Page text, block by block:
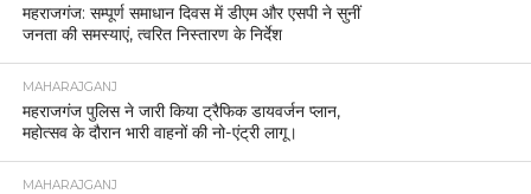
महराजगंज: सम्पूर्ण समाधान दिवस में डीएम और एसपी ने सुनीं
जनता की समस्याएं, त्वरित निस्तारण के निर्देश
MAHARAJGANJ
महराजगंज पुलिस ने जारी किया ट्रैफिक डायवर्जन प्लान,
महोत्सव के दौरान भारी वाहनों की नो-एंट्री लागू।
MAHARAJGANJ